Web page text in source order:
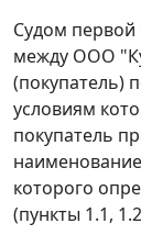
Судом первой
между ООО
(покупатель)
условиям
покупатель
которого
(пункты 1.1,